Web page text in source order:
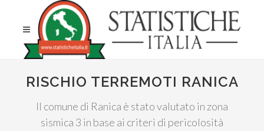
RISCHIO TERREMOTI RANICA
Il comune di Ranica è stato valutato in zona
sismica 3 in base ai criteri di pericolosità